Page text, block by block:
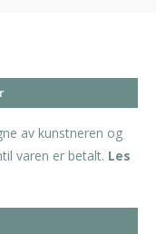
av kunstneren og
varen er betalt. Les